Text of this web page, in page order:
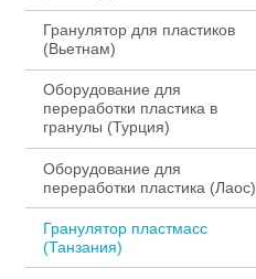
Гранулятор для пластиков
(Вьетнам)
Оборудование для
переработки пластика в
гранулы (Турция)
Оборудование для
переработки пластика (Лаос)
Гранулятор пластмасс
(Танзания)